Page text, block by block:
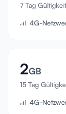
Hilfezentrum
Anmelden
Registrieren
7 Tag Gültigkeit
4G-
2GB
15 Tag
4G-